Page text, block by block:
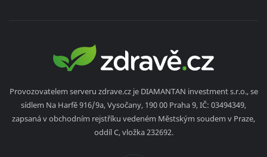
Provozovatelem serveru zdrave.cz je DIAMANTAN investment s.r.o., se
sídlem Na Harfě 916/9a, Vysočany, 190 00 Praha 9, IČ: 03494349,
zapsaná v obchodním rejstříku vedeném Městským soudem v Praze,
oddíl C, vložka 232692.